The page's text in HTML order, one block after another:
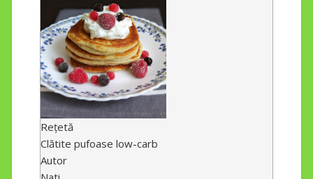
Rețetă
Clătite pufoase low-carb
Autor